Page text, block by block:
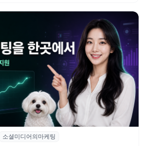
렌드’, 유튜브·인스타 등 6개
소셜미디어의마케팅